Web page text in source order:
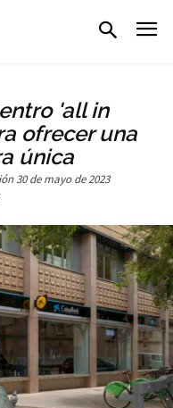
'all in
ofrecer una
única
30 de mayo de 2023